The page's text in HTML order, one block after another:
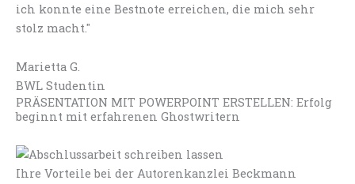
ich konnte eine Bestnote erreichen, die mich sehr
stolz macht."
Marietta G.
BWL Studentin
PRÄSENTATION MIT POWERPOINT ERSTELLEN: Erfolg
beginnt mit erfahrenen Ghostwritern
Ihre Vorteile bei der Autorenkanzlei Beckmann